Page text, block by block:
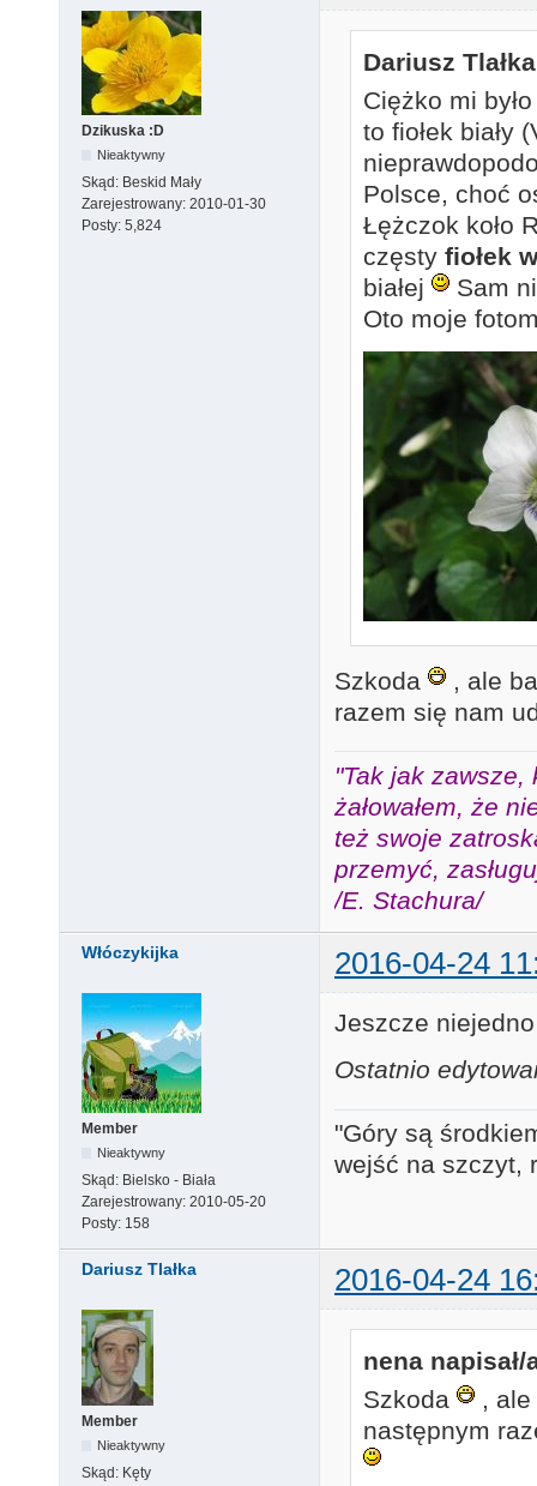
Dzikuska :D
Nieaktywny
Skąd: Beskid Mały
Zarejestrowany: 2010-01-30
Posty: 5,824
Dariusz
Ciężko mi
to fiołek biały
Polsce, choć
Łężczok koło
częsty fiołek
białej
Sam
Oto moje
Szkoda
, ale
razem się nam
"Tak jak zawsze,
żałowałem, że
też swoje
przemyć,
/E. Stachura/
Włóczykijka 2016-04-24
Member
Nieaktywny
Skąd: Bielsko - Biała
Zarejestrowany: 2010-05-20
Posty: 158
Jeszcze
Ostatnio
"Góry są
wejść na szczyt,
Dariusz Tlałka 2016-04-24
Member
Nieaktywny
Skąd: Kęty
nena napisał/
Szkoda
, ale
następnym